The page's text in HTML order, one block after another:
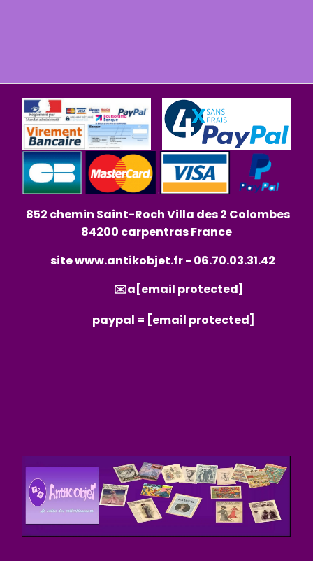
852 chemin Saint-Roch Villa des 2 Colombes
84200 carpentras France
sitewww.antikobjet.fr- 06.70.03.31.42
✉️a [email protected]
paypal = [email protected]